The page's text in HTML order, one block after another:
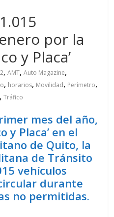
por la
y Placa’
,AMT,Auto Magazine,
, horarios, Movilidad, Perímetro,
,Tráfico
mes del año,
y Placa’ en el
de Quito, la
de Tránsito
vehículos
durante
no permitidas.